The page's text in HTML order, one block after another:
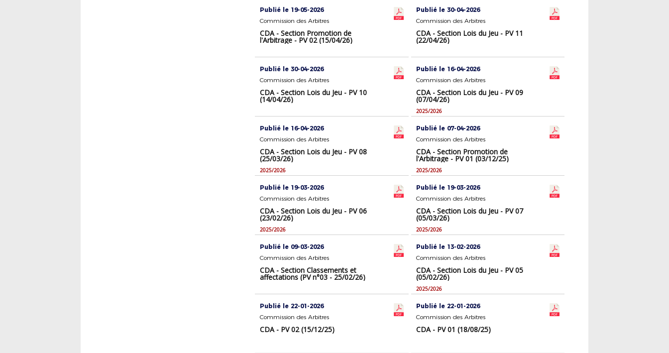
Publié le 19-05-2026
Commission des Arbitres
CDA - Section Promotion de
l'Arbitrage - PV 02 (15/04/26)
Publié le 30-04-2026
Commission des Arbitres
CDA - Section Lois du Jeu - PV 11
(22/04/26)
Publié le 30-04-2026
Commission des Arbitres
CDA - Section Lois du Jeu - PV 10
(14/04/26)
Publié le 16-04-2026
Commission des Arbitres
CDA - Section Lois du Jeu - PV 09
(07/04/26)
2025/2026
Publié le 16-04-2026
Commission des Arbitres
CDA - Section Lois du Jeu - PV 08
(25/03/26)
2025/2026
Publié le 07-04-2026
Commission des Arbitres
CDA - Section Promotion de
l'Arbitrage - PV 01 (03/12/25)
2025/2026
Publié le 19-03-2026
Commission des Arbitres
CDA - Section Lois du Jeu - PV 06
(23/02/26)
2025/2026
Publié le 19-03-2026
Commission des Arbitres
CDA - Section Lois du Jeu - PV 07
(05/03/26)
2025/2026
Publié le 09-03-2026
Commission des Arbitres
CDA - Section Classements et
affectations (PV n°03 - 25/02/26)
Publié le 13-02-2026
Commission des Arbitres
CDA - Section Lois du Jeu - PV 05
(05/02/26)
2025/2026
Publié le 22-01-2026
Commission des Arbitres
CDA - PV 02 (15/12/25)
Publié le 22-01-2026
Commission des Arbitres
CDA - PV 01 (18/08/25)